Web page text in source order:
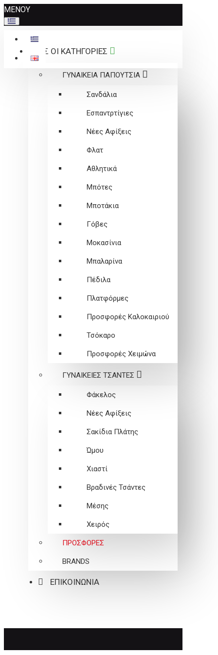
Σημείωση:
Αυτός
ο
ιστότοπος
περιλαμβάνει
ΜΕΝΟΥ
ΟΛΕΣ ΟΙ ΚΑΤΗΓΟΡΙΕΣ
ΓΥΝΑΙΚΕΙΑ ΠΑΠΟΥΤΣΙΑ
Σανδάλια
Εσπαντρτίγιες
Νέες Αφίξεις
Φλατ
Αθλητικά
Μπότες
Μποτάκια
Γόβες
Μοκασίνια
Μπαλαρίνα
Πέδιλα
Πλατφόρμες
Προσφορές Καλοκαιριού
Τσόκαρο
Προσφορές Χειμώνα
ΓΥΝΑΙΚΕΙEΣ ΤΣΑΝΤΕΣ
Φάκελος
Νέες Αφίξεις
Σακίδια Πλάτης
Ώμου
Χιαστί
Βραδινές Τσάντες
Μέσης
Χειρός
ΠΡΟΣΦΟΡΕΣ
BRANDS
ΕΠΙΚΟΙΝΩΝΙΑ